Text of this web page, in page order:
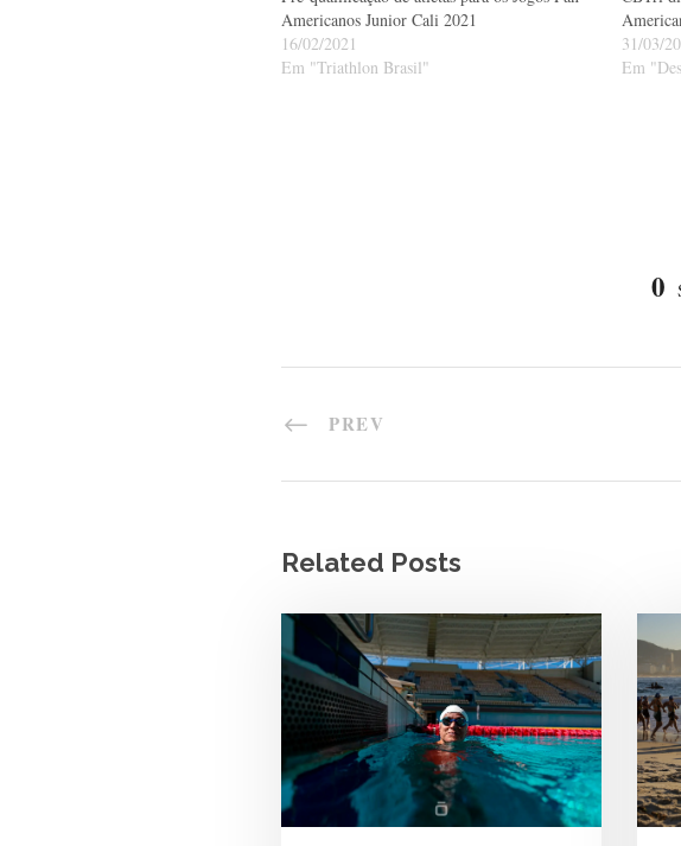
Americanos Junior Cali 2021
16/02/2021
Em "Triathlon Brasil"
31/03/
Em
0
PREV
Related Posts